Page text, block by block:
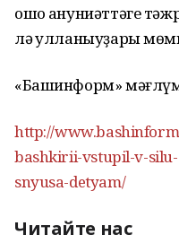
ошо ҡануниәттәге
лә ҡулланыуҙары
«Башинформ»
http://
bashkirii-vstupil-v-
snyusa-detyam/
Читайте нас